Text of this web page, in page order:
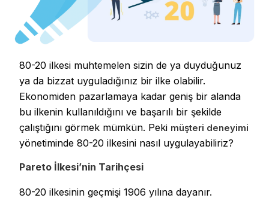
80-20 ilkesi muhtemelen sizin de ya duyduğunuz
ya da bizzat uyguladığınız bir ilke olabilir.
Ekonomiden pazarlamaya kadar geniş bir alanda
bu ilkenin kullanıldığını ve başarılı bir şekilde
çalıştığını görmek mümkün. Peki müşteri deneyimi
yönetiminde 80-20 ilkesini nasıl uygulayabiliriz?
Pareto İlkesi’nin Tarihçesi
80-20 ilkesinin geçmişi 1906 yılına dayanır.